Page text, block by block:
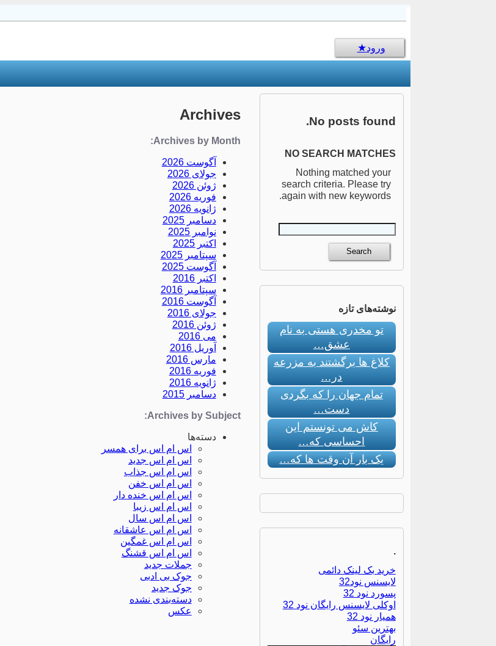
ورود
Archives
Archives by Month:
آگوست 2026
جولای 2026
ژوئن 2026
فوریه 2026
ژانویه 2026
دسامبر 2025
نوامبر 2025
اکتبر 2025
سپتامبر 2025
آگوست 2025
اکتبر 2016
سپتامبر 2016
آگوست 2016
جولای 2016
ژوئن 2016
می 2016
آوریل 2016
مارس 2016
فوریه 2016
ژانویه 2016
دسامبر 2015
Archives by Subject:
دسته‌ها
اس ام اس برای همسر
اس ام اس جدید
اس ام اس جذاب
اس ام اس خفن
اس ام اس خنده دار
اس ام اس زیبا
اس ام اس سال
اس ام اس عاشقانه
اس ام اس غمگین
اس ام اس قشنگ
جملات جدید
جوک بی ادبی
جوک جدید
دسته‌بندی نشده
عکس
No posts found.
NO SEARCH MATCHES
Nothing matched your
search criteria. Please try
again with new keywords.
نوشته‌های تازه
تو مخدری هستی به نام
عشق…
کلاغ ها برگشتند به مزرعه
در…
تمام جهان را که بگردی
دست…
کاش می تونستم این
احساسی که…
یک بار آن وقت ها که…
.
خرید بک لینک دائمی
لایسنس نود32
پسورد نود 32
اوکلی لایسنس رایگان نود 32
همیار نود 32
بهترین سئو
رایگان